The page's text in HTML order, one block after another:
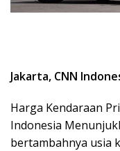
Jakarta, CNN
Harga Kendaraan
Indonesia
bertambahnya usia